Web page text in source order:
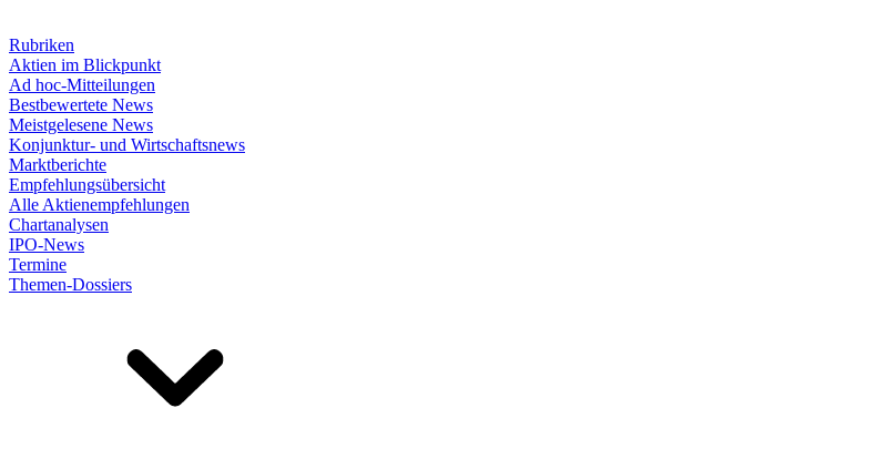
Rubriken
Aktien im Blickpunkt
Ad hoc-Mitteilungen
Bestbewertete News
Meistgelesene News
Konjunktur- und Wirtschaftsnews
Marktberichte
Empfehlungsübersicht
Alle Aktienempfehlungen
Chartanalysen
IPO-News
Termine
Themen-Dossiers